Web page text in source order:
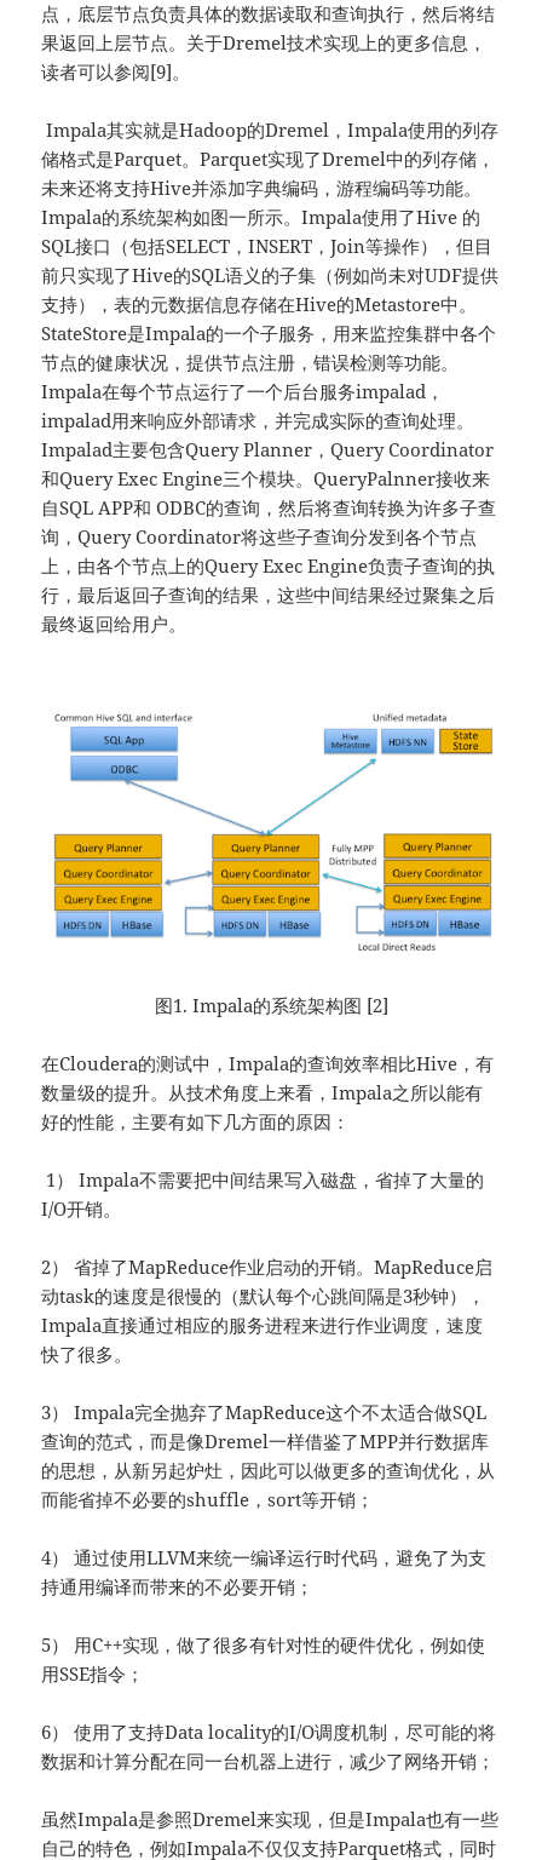
点，底层节点负责具体的数据读取和查询执行，然后将结
果返回上层节点。关于Dremel技术实现上的更多信息，
读者可以参阅[9]。
Impala其实就是Hadoop的Dremel，Impala使用的列存
储格式是Parquet。Parquet实现了Dremel中的列存储，
未来还将支持Hive并添加字典编码，游程编码等功能。
Impala的系统架构如图一所示。Impala使用了Hive 的
SQL接口（包括SELECT，INSERT，Join等操作），但目
前只实现了Hive的SQL语义的子集（例如尚未对UDF提供
支持），表的元数据信息存储在Hive的Metastore中。
StateStore是Impala的一个子服务，用来监控集群中各个
节点的健康状况，提供节点注册，错误检测等功能。
Impala在每个节点运行了一个后台服务impalad，
impalad用来响应外部请求，并完成实际的查询处理。
Impalad主要包含Query Planner，Query Coordinator
和Query Exec Engine三个模块。QueryPalnner接收来
自SQL APP和 ODBC的查询，然后将查询转换为许多子查
询，Query Coordinator将这些子查询分发到各个节点
上，由各个节点上的Query Exec Engine负责子查询的执
行，最后返回子查询的结果，这些中间结果经过聚集之后
最终返回给用户。
图1. Impala的系统架构图 [2]
在Cloudera的测试中，Impala的查询效率相比Hive，有
数量级的提升。从技术角度上来看，Impala之所以能有
好的性能，主要有如下几方面的原因：
1） Impala不需要把中间结果写入磁盘，省掉了大量的
I/O开销。
2） 省掉了MapReduce作业启动的开销。MapReduce启
动task的速度是很慢的（默认每个心跳间隔是3秒钟），
Impala直接通过相应的服务进程来进行作业调度，速度
快了很多。
3） Impala完全抛弃了MapReduce这个不太适合做SQL
查询的范式，而是像Dremel一样借鉴了MPP并行数据库
的思想，从新另起炉灶，因此可以做更多的查询优化，从
而能省掉不必要的shuffle，sort等开销；
4） 通过使用LLVM来统一编译运行时代码，避免了为支
持通用编译而带来的不必要开销；
5） 用C++实现，做了很多有针对性的硬件优化，例如使
用SSE指令；
6） 使用了支持Data locality的I/O调度机制，尽可能的将
数据和计算分配在同一台机器上进行，减少了网络开销；
虽然Impala是参照Dremel来实现，但是Impala也有一些
自己的特色，例如Impala不仅仅支持Parquet格式，同时